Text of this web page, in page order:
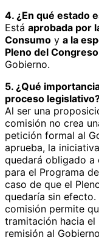
4. ¿En qué estado
Está aprobada por
Consumo y a la
Pleno del Congreso
Gobierno.
5. ¿Qué
proceso
Al ser una
comisión no crea
petición formal al
aprueba, la
quedará obligado a
para el Programa
caso de que el
quedaría sin
comisión permite
tramitación hacia el
remisión al